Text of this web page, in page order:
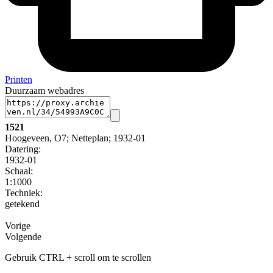
Printen
Duurzaam webadres
1521
Hoogeveen, O7; Netteplan; 1932-01
Datering:
1932-01
Schaal:
1:1000
Techniek:
getekend
Vorige
Volgende
Gebruik CTRL + scroll om te scrollen